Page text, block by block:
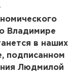
Владимире
в наших
подписанном
Людмилой